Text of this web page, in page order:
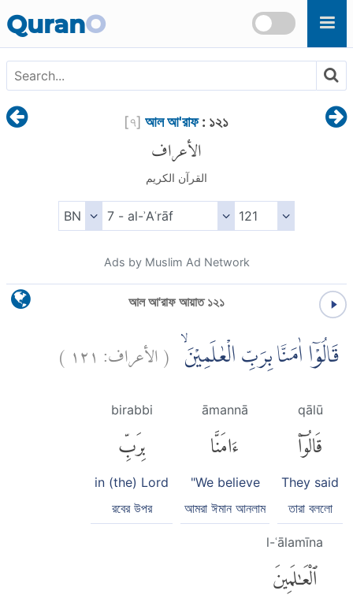
QuranO
[৭] আল আ'রাফ: ১২১
الأعراف
القرآن الكريم
Ads by Muslim Ad Network
আল আ'রাফ আয়াত ১২১
قَالُوْٓا اٰمَنَّا بِرَبِّ الْعٰلَمِيْنَۙ (الأعراف: ١٢١ )
qālū
قَالُوٓا۟
They said
তারা বললো
āmannā
ءَامَنَّا
"We believe
আমরা ঈমান আনলাম
birabbi
بِرَبِّ
in (the) Lord
রবের উপর
l-ʿālamīna
ٱلْعَٰلَمِينَ